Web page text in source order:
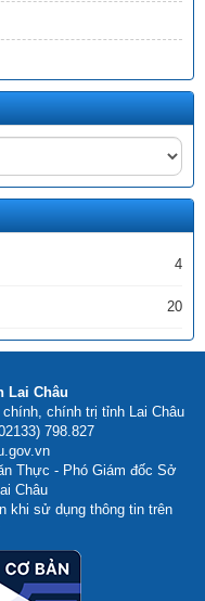
mật thông tin và an
thu và lưu giữ các bon
định số 1355/QĐ-
phê duyệt Đề án
kinh tế - kỹ thuật
4
20
Lai Châu
chính trị tỉnh Lai Châu
798.827
Thực - Phó Giám đốc Sở
Châu
khi sử dụng thông tin trên